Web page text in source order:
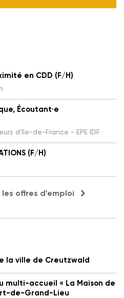
en CDD (F/H)
Écoutant·e
d'Ile-de-France - EPE IDF
(F/H)
offres d'emploi
la ville de Creutzwald
accueil « La Maison de
de-Grand-Lieu